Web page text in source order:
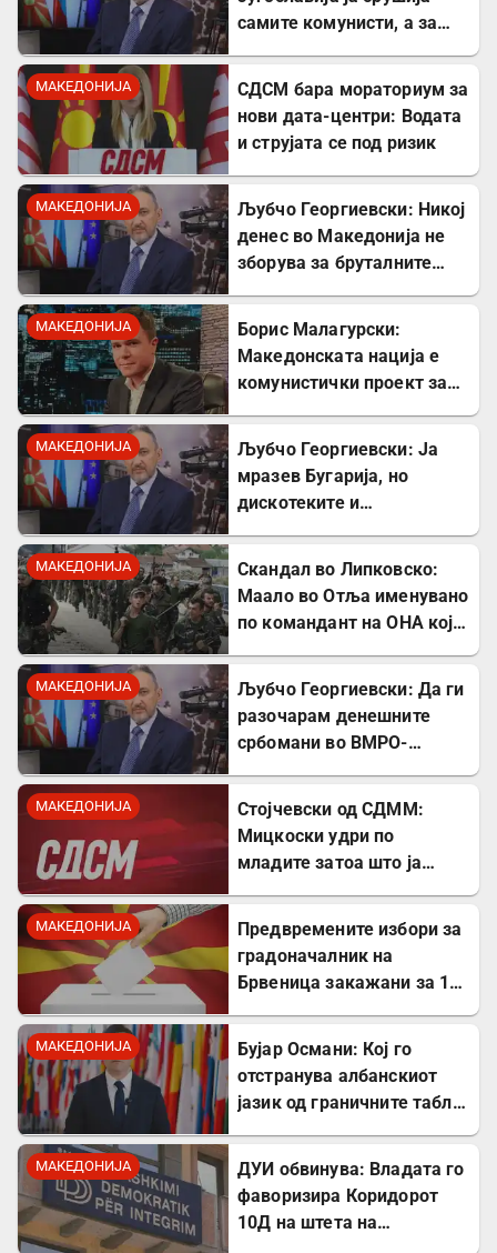
самите комунисти, а за
МАКЕДОНИЈА
СДСМ бара мораториум за
нови дата-центри: Водата
и струјата се под ризик
МАКЕДОНИЈА
Љубчо Георгиевски: Никој
денес во Македонија не
зборува за бруталните
МАКЕДОНИЈА
Борис Малагурски:
Македонската нација е
комунистички проект за
МАКЕДОНИЈА
Љубчо Георгиевски: Ја
мразев Бугарија, но
дискотеките и
сликата
МАКЕДОНИЈА
Скандал во Липковско:
Маало во Отља именувано
по командант на ОНА кој
МАКЕДОНИЈА
Љубчо Георгиевски: Да ги
разочарам денешните
србомани во ВМРО-
Драган Богдановски беа
против Србославија
МАКЕДОНИЈА
Стојчевски од СДММ:
Мицкоски удри по
младите затоа што ја
МАКЕДОНИЈА
Предвремените избори за
градоначалник на
Брвеница закажани за 18
МАКЕДОНИЈА
Бујар Османи: Кој го
отстранува албанскиот
јазик од граничните табли,
МАКЕДОНИЈА
ДУИ обвинува: Владата го
фаворизира Коридорот
10Д на штета на